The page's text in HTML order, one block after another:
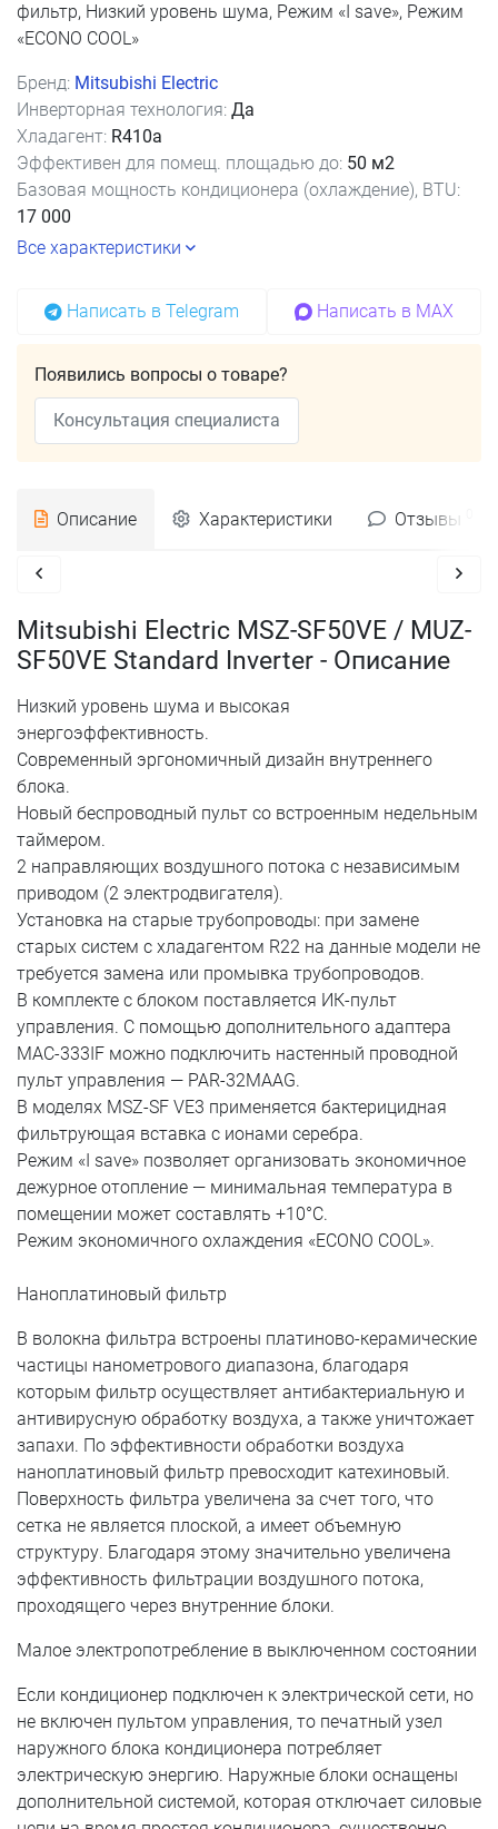
фильтр, Низкий уровень шума, Режим «I save», Режим
«ECONO COOL»
Бренд: Mitsubishi Electric
Инверторная технология: Да
Хладагент: R410a
Эффективен для помещ. площадью до: 50 м2
Базовая мощность кондиционера (охлаждение), BTU:
17 000
Все характеристики
Написать в Telegram Написать в MAX
Появились вопросы о товаре?
Консультация специалиста
Описание Характеристики Отзывы
Mitsubishi Electric MSZ-SF50VE / MUZ-
SF50VE Standard Inverter - Описание
Низкий уровень шума и высокая
энергоэффективность.
Современный эргономичный дизайн внутреннего
блока.
Новый беспроводный пульт со встроенным недельным
таймером.
2 направляющих воздушного потока с независимым
приводом (2 электродвигателя).
Установка на старые трубопроводы: при замене
старых систем с хладагентом R22 на данные модели не
требуется замена или промывка трубопроводов.
В комплекте с блоком поставляется ИК-пульт
управления. С помощью дополнительного адаптера
MAC-333IF можно подключить настенный проводной
пульт управления — PAR-32MAAG.
В моделях MSZ-SF VE3 применяется бактерицидная
фильтрующая вставка с ионами серебра.
Режим «I save» позволяет организовать экономичное
дежурное отопление — минимальная температура в
помещении может составлять +10°С.
Режим экономичного охлаждения «ECONO COOL».
Наноплатиновый фильтр
В волокна фильтра встроены платиново-керамические
частицы нанометрового диапазона, благодаря
которым фильтр осуществляет антибактериальную и
антивирусную обработку воздуха, а также уничтожает
запахи. По эффективности обработки воздуха
наноплатиновый фильтр превосходит катехиновый.
Поверхность фильтра увеличена за счет того, что
сетка не является плоской, а имеет объемную
структуру. Благодаря этому значительно увеличена
эффективность фильтрации воздушного потока,
проходящего через внутренние блоки.
Малое электропотребление в выключенном состоянии
Если кондиционер подключен к электрической сети, но
не включен пультом управления, то печатный узел
наружного блока кондиционера потребляет
электрическую энергию. Наружные блоки оснащены
дополнительной системой, которая отключает силовые